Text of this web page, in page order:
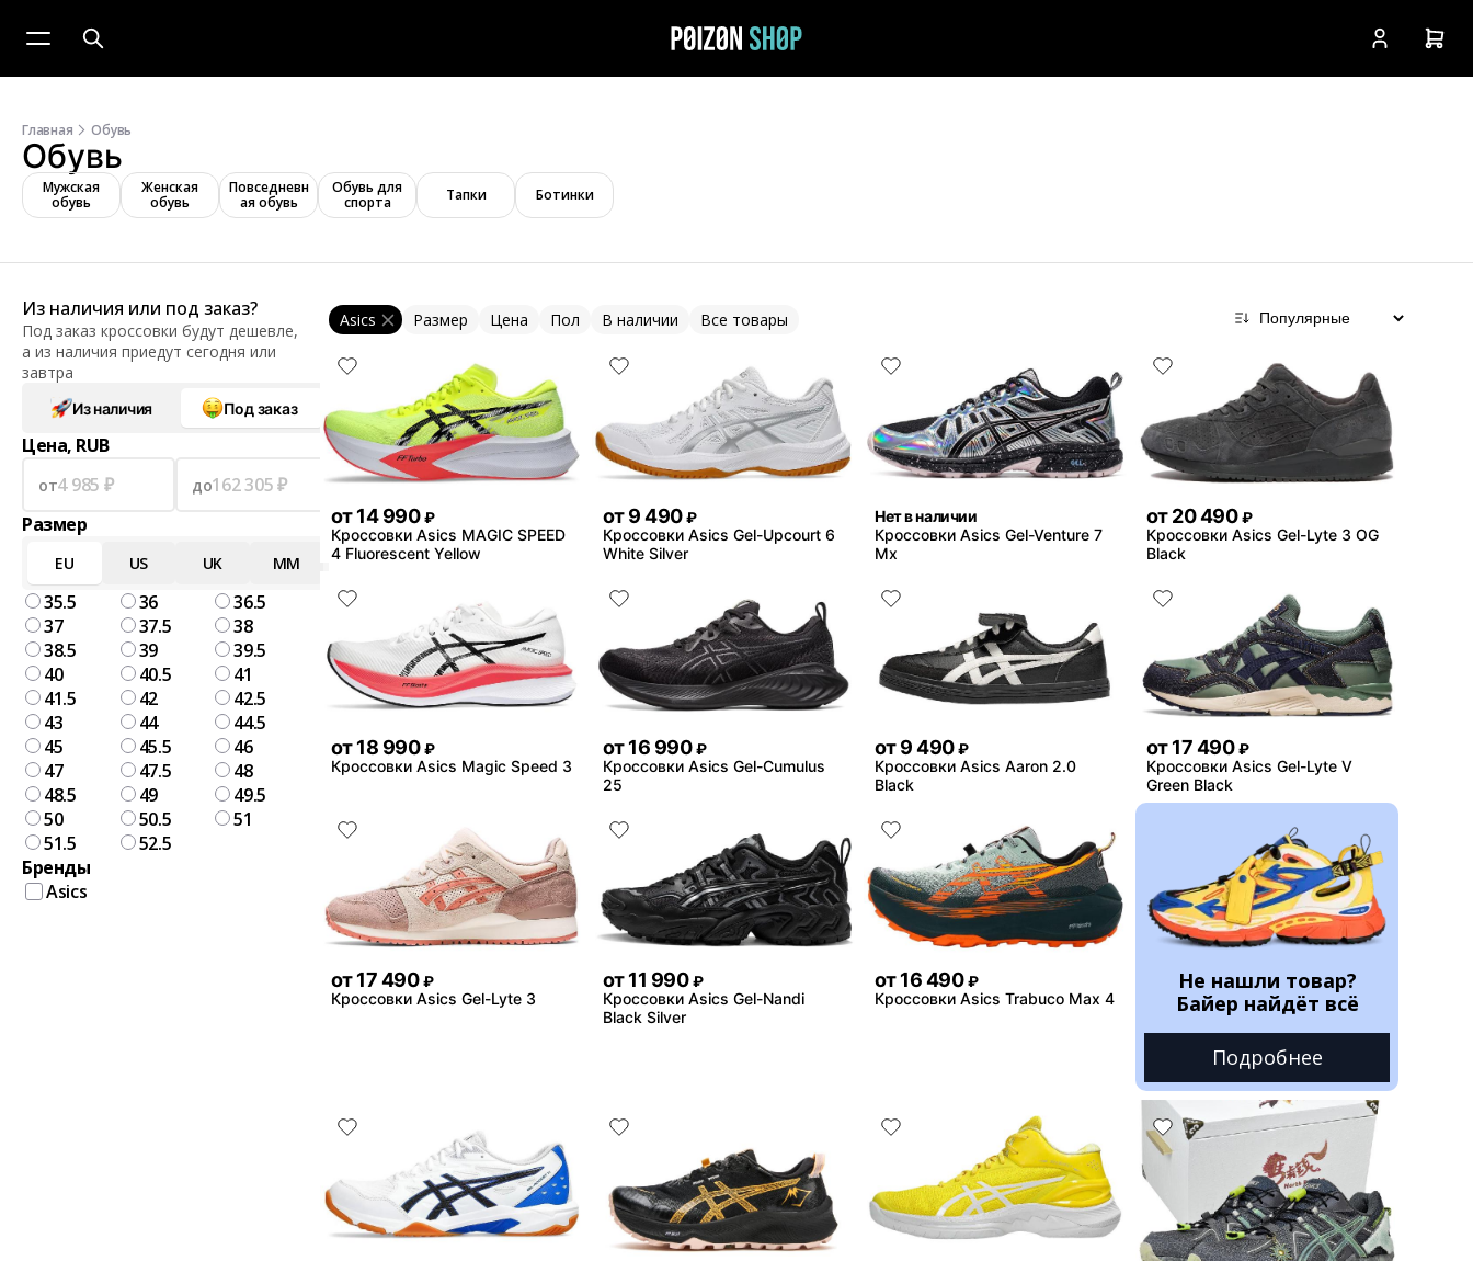
Главная Обувь
Обувь
Мужская
обувь
Женская
обувь
Повседневн
ая обувь
Обувь для
спорта
Тапки Ботинки
Из наличия или под заказ?
Под заказ кроссовки будут дешевле,
а из наличия приедут сегодня или
завтра
Из наличия Под заказ
Цена, RUB
от до
Размер
EU US UK MM
35.5 36
36.5
37
37.5
38
38.5
39
39.5
40
40.5
41
41.5
42
42.5
43
44
44.5
45
45.5
46
47
47.5
48
48.5
49
49.5
50
50.5
51
51.5
52.5
Бренды
Asics
Размер Цена Пол
Asics В наличии Все товары
от14 990 ₽
Кроссовки Asics MAGIC SPEED
4 Fluorescent Yellow
от9 490 ₽
Кроссовки Asics Gel-Upcourt 6
White Silver
Нет в наличии
Кроссовки Asics Gel-Venture 7
Mx
от20 490 ₽
Кроссовки Asics Gel-Lyte 3 OG
Black
от18 990 ₽
Кроссовки Asics Magic Speed 3
от16 990 ₽
Кроссовки Asics Gel-Cumulus
25
от9 490 ₽
Кроссовки Asics Aaron 2.0
Black
от17 490 ₽
Кроссовки Asics Gel-Lyte V
Green Black
от17 490 ₽
Кроссовки Asics Gel-Lyte 3
от11 990 ₽
Кроссовки Asics Gel-Nandi
Black Silver
от16 490 ₽
Кроссовки Asics Trabuco Max 4
Не нашли товар?
Байер найдёт всё
Подробнее